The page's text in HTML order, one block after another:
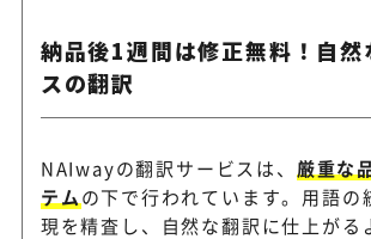
納品後1週間は修正無料！自然
スの翻訳
NAIwayの翻訳サービスは、 厳重な
テムの下で行われています。用語の
現を精査し、自然な翻訳に仕上がる